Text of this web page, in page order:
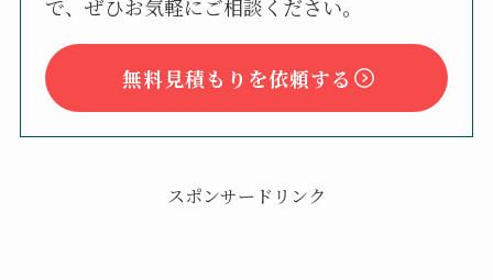
で、ぜひお気軽にご相談ください。
無料見積もりを依頼する
スポンサードリンク